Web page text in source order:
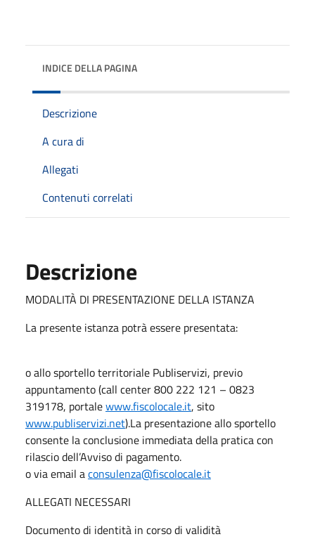
INDICE DELLA PAGINA
Descrizione
A cura di
Allegati
Contenuti correlati
Descrizione
MODALITÀ DI PRESENTAZIONE DELLA ISTANZA
La presente istanza potrà essere presentata:
o allo sportello territoriale Publiservizi, previo
appuntamento (call center 800 222 121 – 0823
319178, portalewww.fiscolocale.it, sito
www.publiservizi.net).La presentazione allo sportello
consente la conclusione immediata della pratica con
rilascio dell’Avviso di pagamento.
o via email aconsulenza@fiscolocale.it
ALLEGATI NECESSARI
Documento di identità in corso di validità